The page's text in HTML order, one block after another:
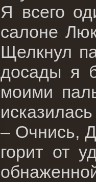
Я всего
салоне
Щелкнул
досады я
моими
– Очнись,
горит от